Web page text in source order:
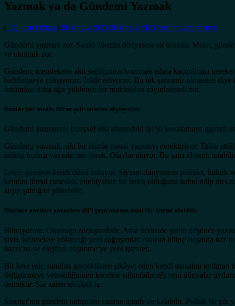
Yazmak ya da Gündemi Yazmak
(Oğulcan Özkan)20 Mayıs 202520 Mayıs 2025Yorum yapılmamış
Gündemi yazmak zor. Sanki tüketim dünyasına ait ürünler. Metin,
ve okumak zor.
Gündem, memlekette akıl sağlığımızı korumak adına kaçınılması
hafifletmeye çalışıyoruz. İnkâr ediyoruz. Bu tek şansımız olmamalı
üstümüze daha ağır yüklenen bir makinadan soyutlanmak zor.
Bunlar her tarafı. Biraz şair tarafını söyleyelim.
Gündemi yazmanın, bireysel etki alanındaki iyi’yi kovalamaya gayreti
Gündemi yazmak, sıkı bir ritimle mesai yapmayı gerektiriyor. Takip
indirip hızlıca yayınlaman gerek. Olaylar akıyor. Bu şairi idmanlı
Lakin gündem kendi dilini buluyor. Siyaset dünyasının politika,
kendini ihmal etmeden, edebiyattan bir bakış olduğunu kabul edip
alışıp şairliğini yitirebilir.
Düşünce yazıları yazarken dil’i şaşırtmanın nasıl bir önemi olabilir.
Bilmiyorum. Okumayı zorlaştırabilir. Ama herhalde şairin düşünce
tavrı, kelimelere yüklediği yeni çağrışımlar, okurun bilinç akışında haz
hazzı’na ve eleştirel düşünme’ye yeni işlevler..
Bir kere şair, sunulan gerçeklikten şikâyet eden kendi masalını
değiştirmeye yetmediğinden kendine sığınabileceği yeni dünyalar
demektir. Şiir zaten tehlikeli iş.
Sanatçı’nın gündem tartışması sanatın içinde de kalabilir. Politik bir şiir